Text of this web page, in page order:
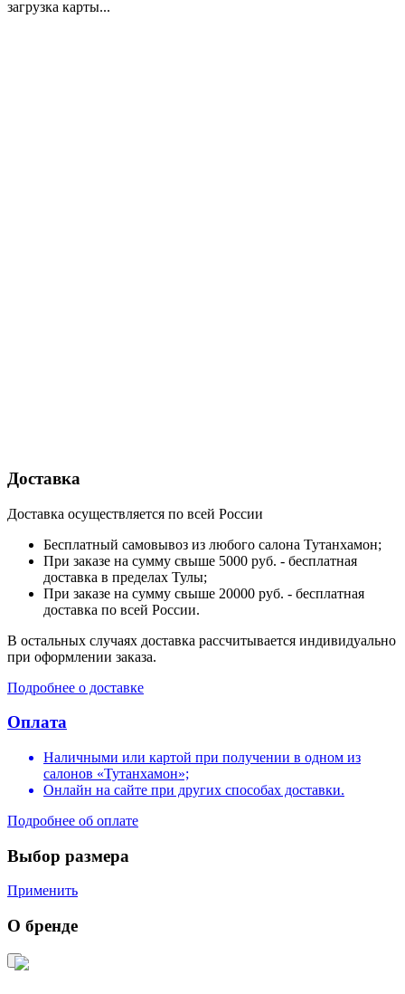
загрузка карты...
Доставка
Доставка осуществляется по всей России
Бесплатный самовывоз из любого салона Тутанхамон;
При заказе на сумму свыше 5000 руб. - бесплатная
доставка в пределах Тулы;
При заказе на сумму свыше 20000 руб. - бесплатная
доставка по всей России.
В остальных случаях доставка рассчитывается индивидуально
при оформлении заказа.
Подробнее о доставке
Оплата
Наличными или картой при получении в одном из
салонов «Тутанхамон»;
Онлайн на сайте при других способах доставки.
Подробнее об оплате
Выбор размера
Применить
О бренде